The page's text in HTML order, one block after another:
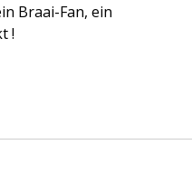
Braai-Fan, ein
!